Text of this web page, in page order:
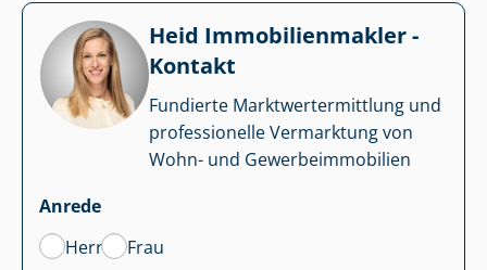
Heid Im­mo­bi­li­en­mak­ler -
Kontakt
Fundierte Markt­wert­ermitt­lung und
professionelle Vermarktung von
Wohn- und Ge­wer­be­im­mo­bi­li­en
Anrede
Herr
Frau